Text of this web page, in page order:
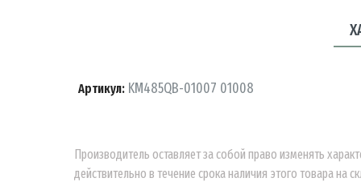
Артикул: KM485QB-01007 01008
Производитель оставляет за собой право изменять
действительно в течение срока наличия этого товара на